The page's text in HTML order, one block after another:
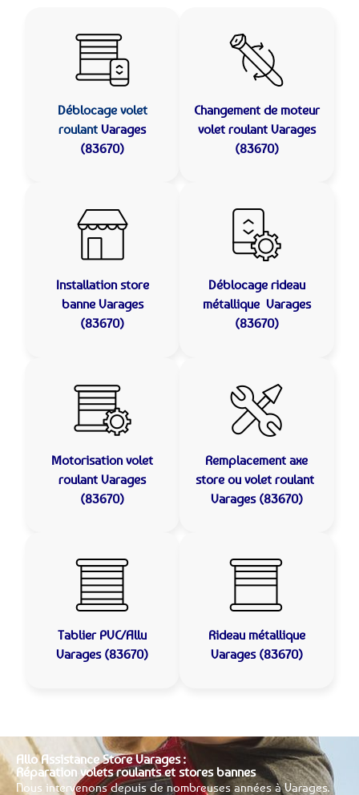
Déblocage volet
roulantVarages
(83670)
Changement de moteur
volet roulant Varages
(83670)
Installation store
banne Varages
(83670)
Déblocage rideau
métallique Varages
(83670)
Motorisation volet
roulantVarages
(83670)
Remplacement axe
store ou volet roulant
Varages (83670)
Tablier PVC/Allu
Varages (83670)
Rideau métallique
Varages (83670)
Allo Assistance Store Varages :
Réparation volets roulants et stores bannes
Nous intervenons depuis de nombreuses années à Varages.